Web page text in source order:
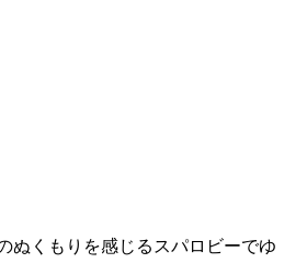
ぬくもりを感じるスパロビーでゆ